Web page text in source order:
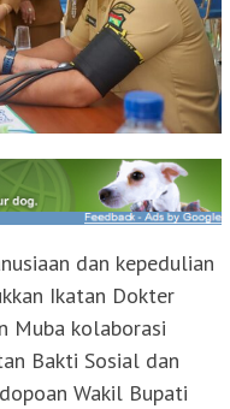
dan kepedulian
Ikatan Dokter
Muba kolaborasi
Bakti Sosial dan
Wakil Bupati